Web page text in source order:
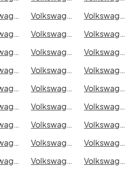
Volkswagen Passat Variant i Örebro Volkswagen Passat Variant i Norrköping
Volkswagen Passat Variant i Linköping
Volkswagen Passat Variant i Västerås Volkswagen Passat Variant i Halmstad
Volkswagen Passat Variant i Växjö
Volkswagen Passat Variant i Kalmar Volkswagen Passat Variant i Karlskrona
Volkswagen Passat Variant i Karlstad
Volkswagen Passat Variant i Sundsvall Volkswagen Passat Variant i Umeå
Volkswagen Passat Variant i Varberg
Volkswagen Passat Variant i Falkenberg Volkswagen Passat Variant i Gävle
Volkswagen Passat Variant i Luleå
Volkswagen Passat Variant i Mönsterås Volkswagen Passat Variant i Uddevalla
Volkswagen Passat Variant i Västervik
Volkswagen Passat Variant i Östersund Volkswagen Passat Variant i Borlänge
Volkswagen Passat Variant i Kiruna
Volkswagen Passat Variant i Oskarshamn Volkswagen Passat Variant i Sigtuna
Volkswagen Passat Variant i Skellefteå
Volkswagen Passat Variant i Trollhättan Volkswagen Passat Variant i Alingsås Volkswagen Passat Variant i Båstad